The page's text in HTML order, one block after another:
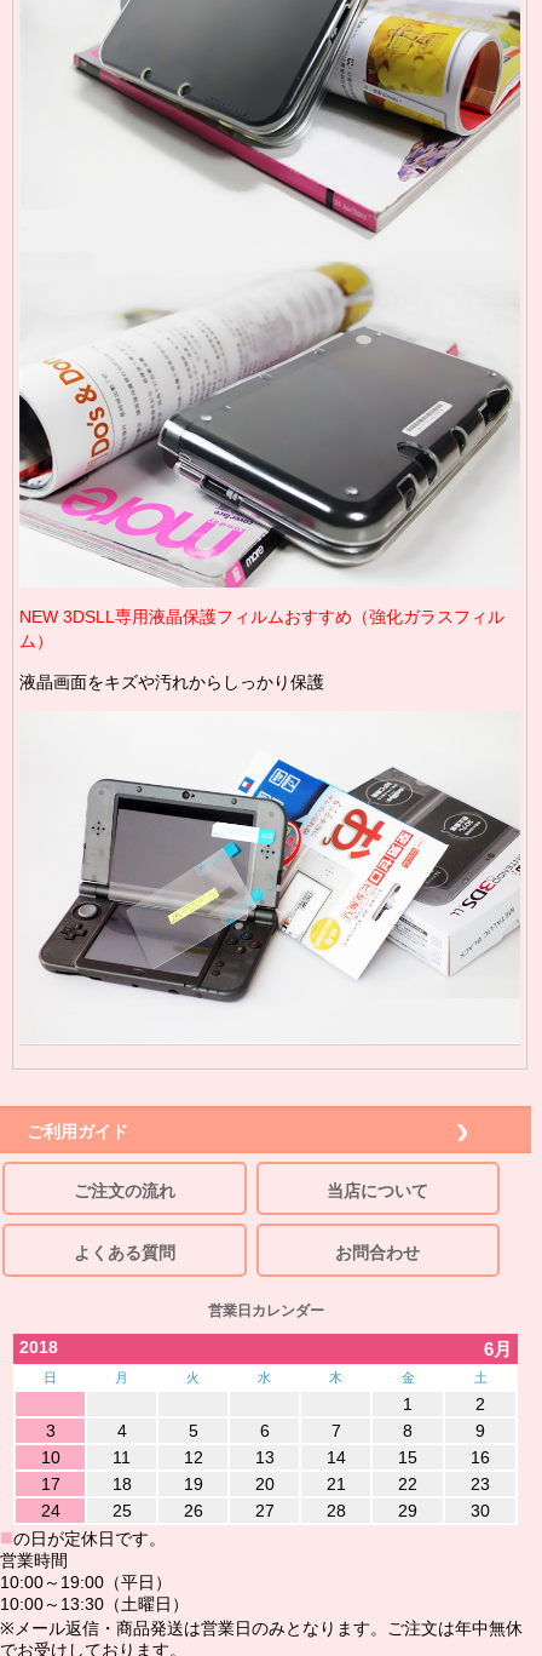
NEW 3DSLL専用液晶保護フィルムおすすめ（強化ガラスフィル
ム）
液晶画面をキズや汚れからしっかり保護
ご利用ガイド
ご注文の流れ 当店について
よくある質問 お問合わせ
営業日カレンダー
2018 6月
日 月 火 水 木 金 土
1
2
3
4 5 6 7 8
9
10
11 12 13 14 15
16
17
18 19 20 21 22
23
24
25 26 27 28 29 30
■の日が定休日です。
営業時間
10:00～19:00（平日）
10:00～13:30（土曜日）
※メール返信・商品発送は営業日のみとなります。ご注文は年中無休
でお受けしております。